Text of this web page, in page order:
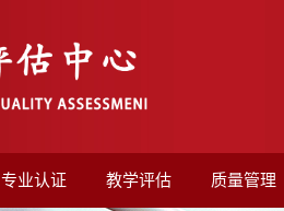
专业认证 教学评估 质量管理